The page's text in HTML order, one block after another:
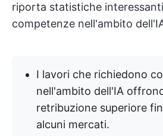
riporta statistiche
competenze nell'ambito
I lavori che richiedono
nell'ambito dell'IA
retribuzione superiore
alcuni mercati.